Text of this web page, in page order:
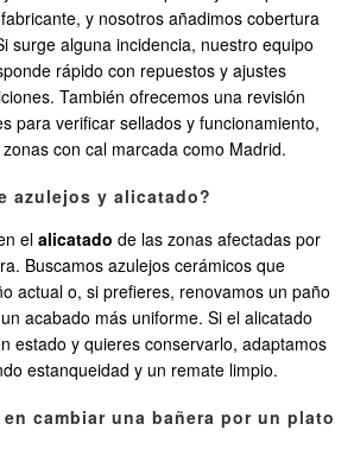
y nosotros añadimos cobertura
surge alguna incidencia, nuestro equipo
rápido con repuestos y ajustes
También ofrecemos una revisión
para verificar sellados y funcionamiento,
con cal marcada como Madrid.
azulejos y alicatado?
el alicatado de las zonas afectadas por
Buscamos azulejos cerámicos que
actual o, si prefieres, renovamos un paño
acabado más uniforme. Si el alicatado
estado y quieres conservarlo, adaptamos
estanqueidad y un remate limpio.
cambiar una bañera por un plato